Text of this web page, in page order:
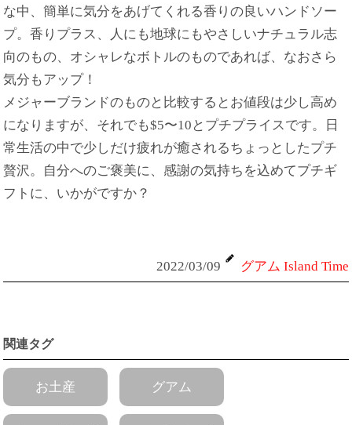
な中、簡単に気分をあげてくれる香りの良いハンドソー
プ。香りプラス、人にも地球にもやさしいナチュラル志
向のもの、オシャレなボトルのものであれば、なおさら
気分もアップ！
メジャーブランドのものと比較するとお値段は少し高め
になりますが、それでも$5〜10とプチプライスです。日
常生活の中で少しだけ疲れが癒されるちょっとしたプチ
贅沢。自分へのご褒美に、感謝の気持ちを込めてプチギ
フトに、いかがですか？
2022/03/09 グアム Island Time
関連タグ
お土産 グアム